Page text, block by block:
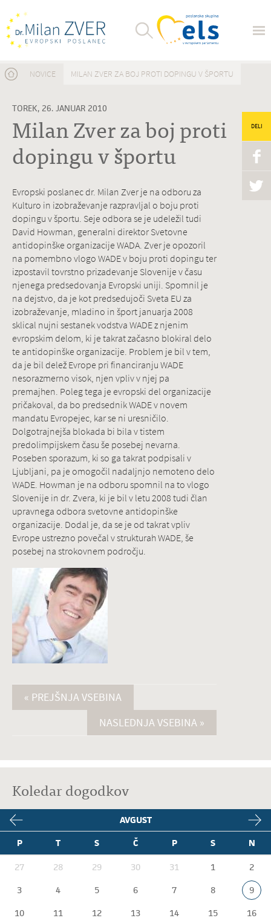
Nahajate se tukaj
NOVICE MILAN ZVER ZA BOJ PROTI DOPINGU V ŠPORTU
TOREK, 26. JANUAR 2010
Milan Zver za boj proti
dopingu v športu
DELI
Evropski poslanec dr. Milan Zver je na odboru za
Kulturo in izobraževanje razpravljal o boju proti
dopingu v športu. Seje odbora se je udeležil tudi
David Howman, generalni direktor Svetovne
antidopinške organizacije WADA. Zver je opozoril
na pomembno vlogo WADE v boju proti dopingu ter
izpostavil tovrstno prizadevanje Slovenije v času
njenega predsedovanja Evropski uniji. Spomnil je
na dejstvo, da je kot predsedujoči Sveta EU za
izobraževanje, mladino in šport januarja 2008
sklical nujni sestanek vodstva WADE z njenim
evropskim delom, ki je takrat začasno blokiral delo
te antidopinške organizacije. Problem je bil v tem,
da je bil delež Evrope pri financiranju WADE
nesorazmerno visok, njen vpliv v njej pa
premajhen. Poleg tega je evropski del organizacije
pričakoval, da bo predsednik WADE v novem
mandatu Evropejec, kar se ni uresničilo.
Dolgotrajnejša blokada bi bila v tistem
predolimpijskem času še posebej nevarna.
Poseben sporazum, ki so ga takrat podpisali v
Ljubljani, pa je omogočil nadaljnjo nemoteno delo
WADE. Howman je na odboru spomnil na to vlogo
Slovenije in dr. Zvera, ki je bil v letu 2008 tudi član
upravnega odbora svetovne antidopinške
organizacije. Dodal je, da se je od takrat vpliv
Evrope ustrezno povečal v strukturah WADE, še
posebej na strokovnem področju.
« PREJŠNJA VSEBINA
NASLEDNJA VSEBINA »
Koledar dogodkov
AVGUST
P
T S Č P S N
27 28 29 30 31 1
2
3
4 5 6 7 8
9
10
11 12 13 14 15
16